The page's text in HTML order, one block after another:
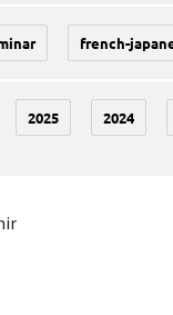
french-
2025 2024